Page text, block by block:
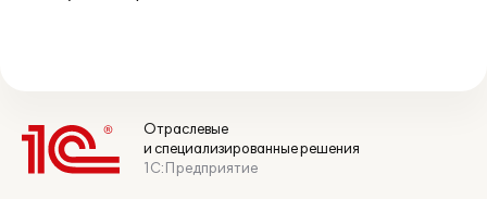
Отраслевые
и специализированные решения
1С:Предприятие